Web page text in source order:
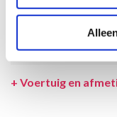
SPECIALS
LEVERANCIER
+ Voertuig en